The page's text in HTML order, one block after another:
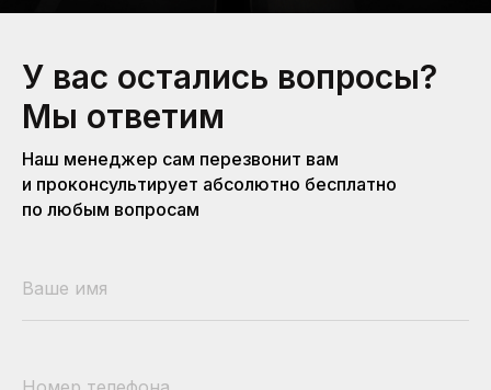
У вас остались вопросы?
Мы ответим
Наш менеджер сам перезвонит вам
и проконсультирует абсолютно бесплатно
по любым вопросам